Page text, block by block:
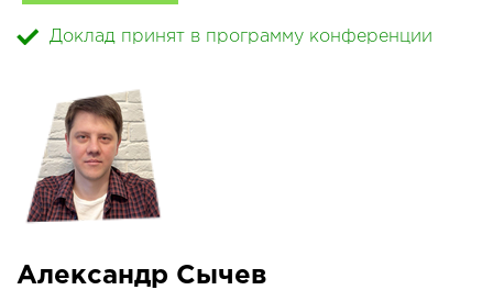
Доклад принят в программу конференции
Александр Сычев